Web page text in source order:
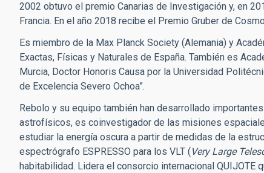
2002 obtuvo el premio Canarias de Investigación y, en
Francia. En el año 2018 recibe el Premio Gruber de
Es miembro de la Max Planck Society (Alemania) y
Exactas, Físicas y Naturales de España. También es
Murcia, Doctor Honoris Causa por la Universidad
de Excelencia Severo Ochoa”.
Rebolo y su equipo también han desarrollado
astrofísicos, es coinvestigador de las misiones
estudiar la energía oscura a partir de medidas de la
espectrógrafo ESPRESSO para los VLT (Very Large
habitabilidad. Lidera el consorcio internacional